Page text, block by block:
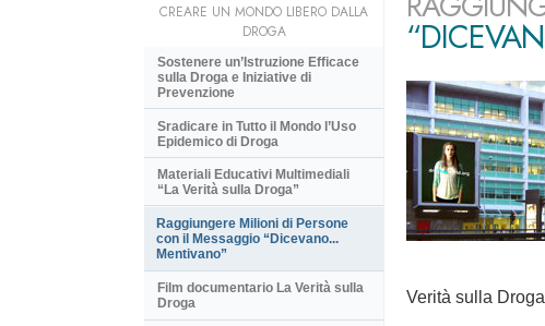
Verità sulla
CREARE UN MONDO LIBERO DALLA
DROGA
Sostenere un’Istruzione Efficace
sulla Droga e Iniziative di
Prevenzione
Sradicare in Tutto il Mondo l’Uso
Epidemico di Droga
Materiali Educativi Multimediali
“La Verità sulla Droga”
Raggiungere Milioni di Persone
con il Messaggio “Dicevano...
Mentivano”
Film documentario La Verità sulla
Droga